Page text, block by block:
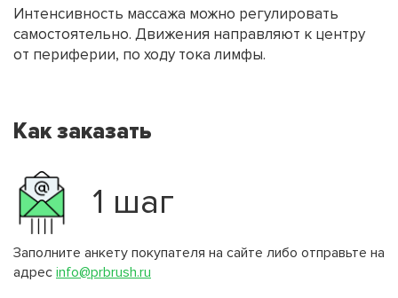
Интенсивность массажа можно регулировать
самостоятельно. Движения направляют к центру
от периферии, по ходу тока лимфы.
Как заказать
1 шаг
Заполните анкету покупателя на сайте либо отправьте на
адрес info@prbrush.ru